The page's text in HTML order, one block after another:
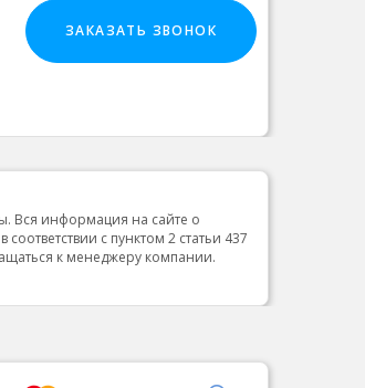
ЗАКАЗАТЬ ЗВОНОК
Вся информация на сайте о
с пунктом 2 статьи 437
к менеджеру компании.